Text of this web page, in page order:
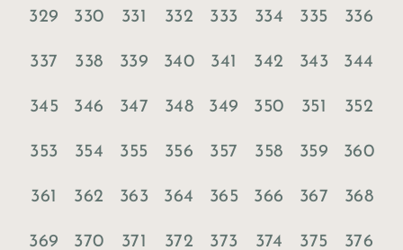
329 330 331 332 333 334 335 336
337 338 339 340 341 342 343 344
345 346 347 348 349 350 351 352
353 354 355 356 357 358 359 360
361 362 363 364 365 366 367 368
369 370 371 372 373 374 375 376